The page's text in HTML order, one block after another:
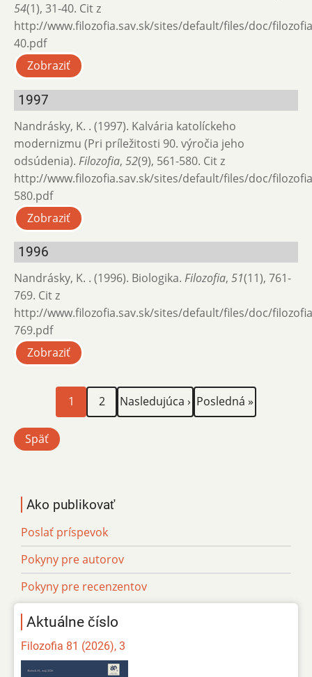
54(1), 31-40. Cit z
http://www.filozofia.sav.sk/sites/default/files/doc/
40.pdf
Zobraziť
1997
Nandrásky, K. . (1997). Kalvária katolíckeho
modernizmu (Pri príležitosti 90. výročia jeho
odsúdenia). Filozofia, 52(9), 561-580. Cit z
http://www.filozofia.sav.sk/sites/default/files/doc/
580.pdf
Zobraziť
1996
Nandrásky, K. . (1996). Biologika. Filozofia, 51(11), 761-
769. Cit z
http://www.filozofia.sav.sk/sites/default/files/doc/
769.pdf
Zobraziť
StránkovanieAktuálna
stránka
1 Page
2
Ďalšia
strana
Nasledujúca › Posledná
strana
Posledná »
Späť
Ako publikovať
Poslať príspevok
Pokyny pre autorov
Pokyny pre recenzentov
Aktuálne číslo
Filozofia 81 (2026), 3